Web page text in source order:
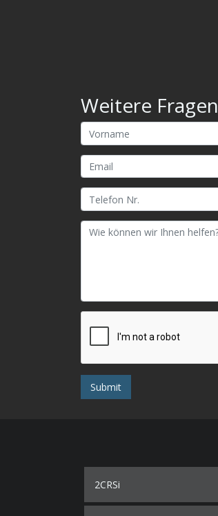
Weitere
Submit
2CRSi